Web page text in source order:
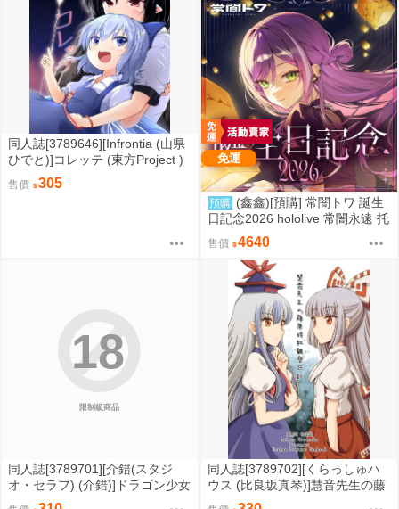
同人誌[3789646][Infrontia (山県
ひでと)]コレッテ (東方Project )
售價 305
免運
預購 (鑫鑫)[預購] 常闇トワ 誕生
日記念2026 hololive 常闇永遠 托
娃可愛 愛偷寶
售價 4640
限制級商品
18
同人誌[3789701][介錯(スタジ
オ・セラフ) (介錯)]ドラゴン少女
はドラゴンスレイヤーには敵わ
同人誌[3789702][くらっしゅハ
ウス (比良坂真琴)]慧音先生の藤
原妹紅観察日記【特典】 (東方Pr